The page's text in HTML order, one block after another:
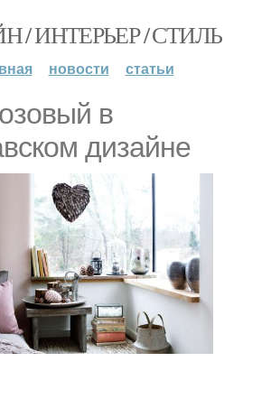
/ ИНТЕРЬЕР / СТИЛЬ
новости статьи
в
дизайне